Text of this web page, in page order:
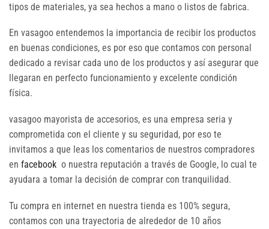
tipos de materiales, ya sea hechos a mano o listos de fabrica.
En vasagoo entendemos la importancia de recibir los productos
en buenas condiciones, es por eso que contamos con personal
dedicado a revisar cada uno de los productos y así asegurar que
llegaran en perfecto funcionamiento y excelente condición
física.
vasagoo mayorista de accesorios, es una empresa seria y
comprometida con el cliente y su seguridad, por eso te
invitamos a que leas los comentarios de nuestros compradores
en facebook o nuestra reputación a través de Google, lo cual te
ayudara a tomar la decisión de comprar con tranquilidad.
Tu compra en internet en nuestra tienda es 100% segura,
contamos con una trayectoria de alrededor de 10 años